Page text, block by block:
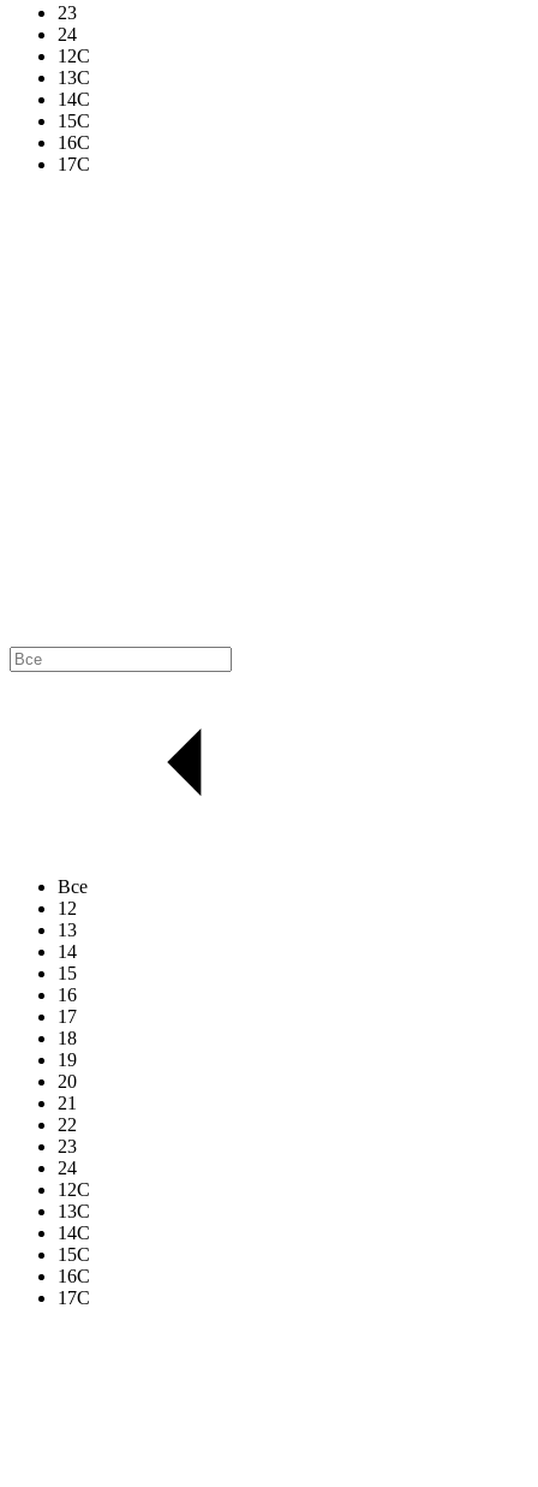
23
24
12C
13C
14C
15C
16C
17C
Все
12
13
14
15
16
17
18
19
20
21
22
23
24
12C
13C
14C
15C
16C
17C